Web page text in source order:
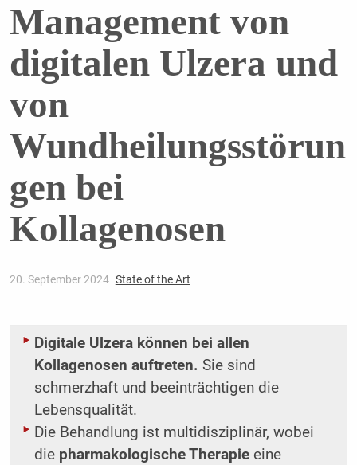
Management von
digitalen Ulzera und
von
Wundheilungsstörun
gen bei
Kollagenosen
20. September 2024 State of the Art
Digitale Ulzera können bei allen
Kollagenosen auftreten. Sie sind
schmerzhaft und beeinträchtigen die
Lebensqualität.
Die Behandlung ist multidisziplinär, wobei
die pharmakologische Therapieeine